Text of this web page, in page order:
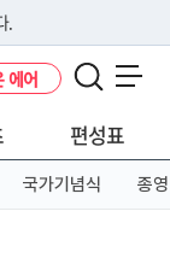
.
있다면 아래 URL에
에어
편성표
국가기념식 종영